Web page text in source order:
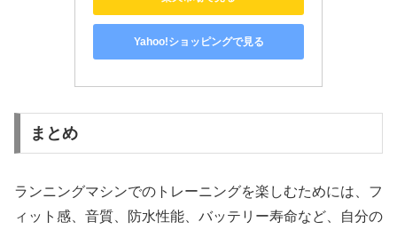
Yahoo!ショッピングで見る
まとめ
ランニングマシンでのトレーニングを楽しむためには、フ
ィット感、音質、防水性能、バッテリー寿命など、自分の